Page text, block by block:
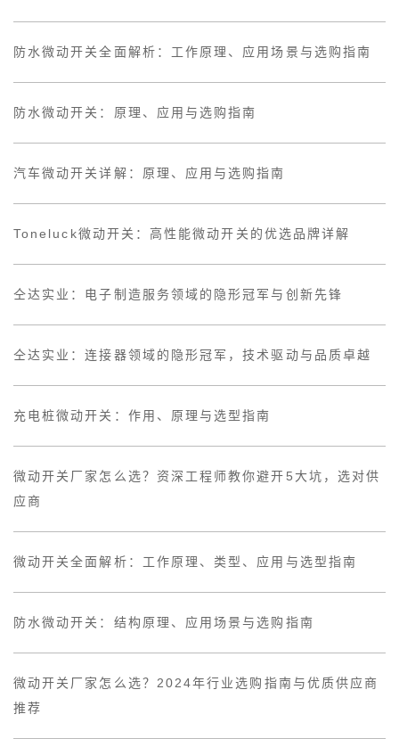
防水微动开关全面解析：工作原理、应用场景与选购指南
防水微动开关：原理、应用与选购指南
汽车微动开关详解：原理、应用与选购指南
Toneluck微动开关：高性能微动开关的优选品牌详解
仝达实业：电子制造服务领域的隐形冠军与创新先锋
仝达实业：连接器领域的隐形冠军，技术驱动与品质卓越
充电桩微动开关：作用、原理与选型指南
微动开关厂家怎么选？资深工程师教你避开5大坑，选对供
应商
微动开关全面解析：工作原理、类型、应用与选型指南
防水微动开关：结构原理、应用场景与选购指南
微动开关厂家怎么选？2024年行业选购指南与优质供应商
推荐